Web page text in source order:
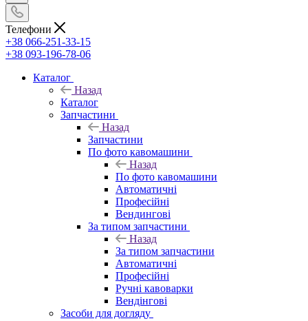
Телефони
+38 066-251-33-15
+38 093-196-78-06
Каталог
Назад
Каталог
Запчастини
Назад
Запчастини
По фото кавомашини
Назад
По фото кавомашини
Автоматичні
Професійні
Вендингові
За типом запчастини
Назад
За типом запчастини
Автоматичні
Професійні
Ручні кавоварки
Вендінгові
Засоби для догляду